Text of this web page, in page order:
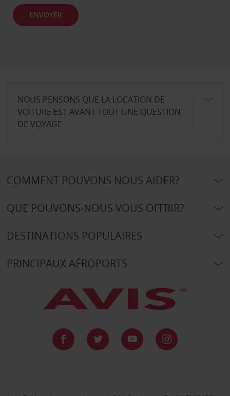
ENVOYER
NOUS PENSONS QUE LA LOCATION DE
VOITURE EST AVANT TOUT UNE QUESTION
DE VOYAGE
COMMENT POUVONS NOUS AIDER?
QUE POUVONS-NOUS VOUS OFFRIR?
DESTINATIONS POPULAIRES
PRINCIPAUX AÉROPORTS